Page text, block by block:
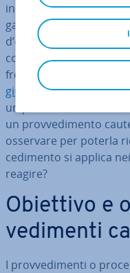
incorra in qualche
gal­men­te. Per
d’occhio
cor­ren­ti. Infatti proprio
fretta: se si ri­scon­tra­no
giu­di­zia­lenon ha
un prov­ve­di­men­to
un prov­ve­di­men­to
osservare per poterla
ce­di­men­to si applica
reagire?
Obiettivo e
ve­di­men­ti
I prov­ve­di­men­ti o